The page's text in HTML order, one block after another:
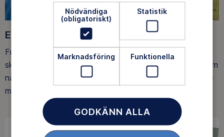
Ett friluftsliv för alla
Friluftsfrämjandet arbetar för att så många som möjligt
ska upptäcka den rörelseglädje och de hälsoeffekter som
naturen ger. Som medlem bidrar du också till vårt arbete
med att skydda allemansrätten.
Nödvändiga
(obligatoriskt)
Statistik
Marknadsföring Funktionella
GODKÄNN ALLA